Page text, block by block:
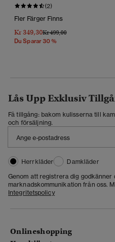
(2)
Fler Färger Finns
Kr 349,30Pris Reducerat Från
Kr 499,00Till
Du Sparar 30 %
Lås Upp Exklusiv
Få tillgång: bakom kulisserna till
och försäljning.
Herrkläder
Damkläder
Genom att registrera dig godkänner
marknadskommunikation från oss.
Integritetspolicy
Onlineshopping